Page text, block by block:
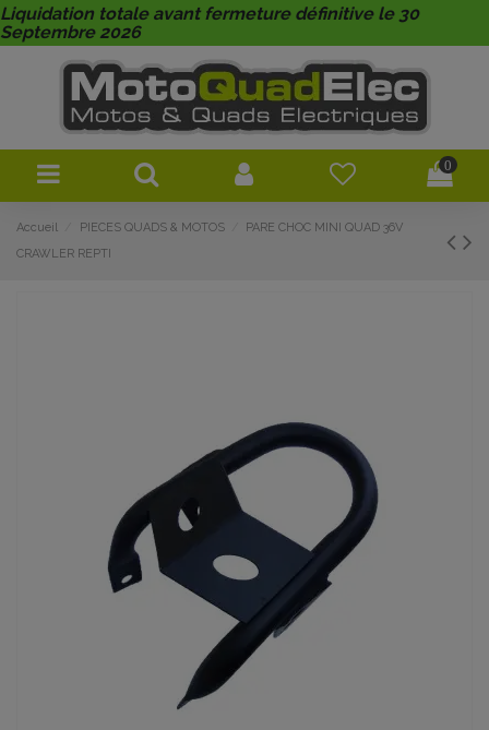
Liquidation totale avant fermeture définitive le 30
Septembre 2026
0
Accueil PIECES QUADS & MOTOS
PARE CHOC MINI QUAD 36V
CRAWLER REPTI